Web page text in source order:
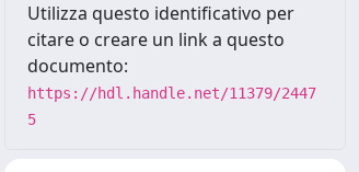
Utilizza questo identificativo per
citare o creare un link a questo
documento:
https://hdl.handle.net/11379/2447
5